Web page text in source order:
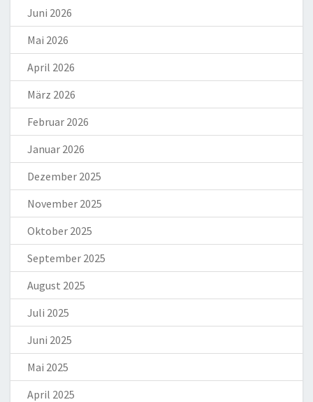
Juni 2026
Mai 2026
April 2026
März 2026
Februar 2026
Januar 2026
Dezember 2025
November 2025
Oktober 2025
September 2025
August 2025
Juli 2025
Juni 2025
Mai 2025
April 2025